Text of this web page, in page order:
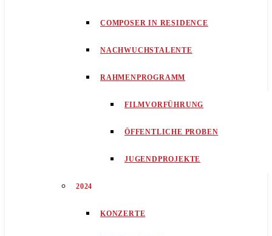
COMPOSER IN RESIDENCE
NACHWUCHSTALENTE
RAHMENPROGRAMM
FILMVORFÜHRUNG
ÖFFENTLICHE PROBEN
JUGENDPROJEKTE
2024
KONZERTE